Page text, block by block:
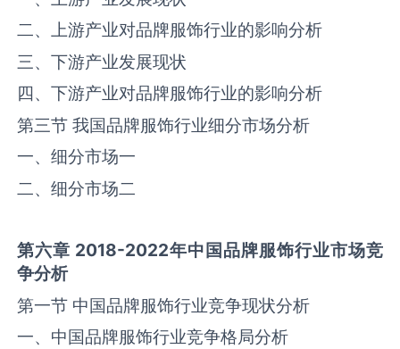
二、上游产业对品牌服饰行业的影响分析
三、下游产业发展现状
四、下游产业对品牌服饰行业的影响分析
第三节 我国品牌服饰行业细分市场分析
一、细分市场一
二、细分市场二
第六章 2018-2022年中国品牌服饰行业市场竞
争分析
第一节 中国品牌服饰行业竞争现状分析
一、中国品牌服饰行业竞争格局分析